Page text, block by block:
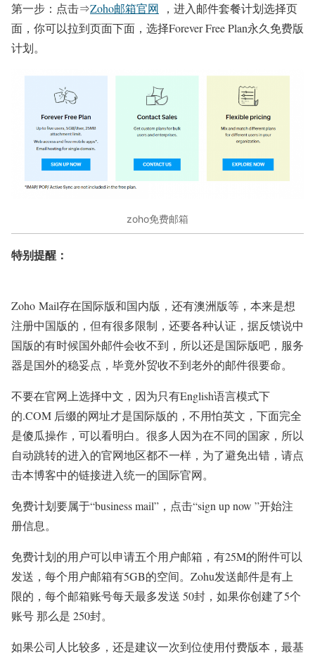
第一步：点击⇒Zoho邮箱官网
，进入邮件套餐计划选择页
面，你可以拉到页面下面，选择Forever Free Plan永久免费版
计划。
zoho免费邮箱
特别提醒：
Zoho Mail存在国际版和国内版，还有澳洲版等，本来是想
注册中国版的，但有很多限制，还要各种认证，据反馈说中
国版的有时候国外邮件会收不到，所以还是国际版吧，服务
器是国外的稳妥点，毕竟外贸收不到老外的邮件很要命。
不要在官网上选择中文，因为只有English语言模式下
的.COM 后缀的网址才是国际版的，不用怕英文，下面完全
是傻瓜操作，可以看明白。很多人因为在不同的国家，所以
自动跳转的进入的官网地区都不一样，为了避免出错，请点
击本博客中的链接进入统一的国际官网。
免费计划要属于“business mail”，点击“sign up now ”开始注
册信息。
免费计划的用户可以申请五个用户邮箱，有25M的附件可以
发送，每个用户邮箱有5GB的空间。Zohu发送邮件是有上
限的，每个邮箱账号每天最多发送 50封，如果你创建了5个
账号 那么是 250封。
如果公司人比较多，还是建议一次到位使用付费版本，最基